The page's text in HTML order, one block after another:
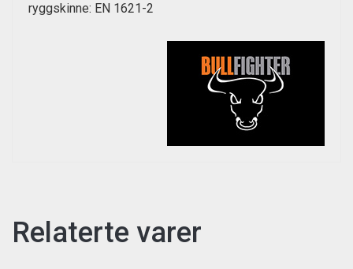
ryggskinne: EN 1621-2
Relaterte varer